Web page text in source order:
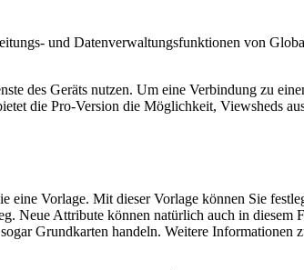
und Datenverwaltungsfunktionen von
des Geräts nutzen. Um eine Verbindung zu
die Pro-Version die Möglichkeit, Viewsheds
Vorlage. Mit dieser Vorlage können Sie
Neue Attribute können natürlich auch in diesem
Grundkarten handeln. Weitere Informationen